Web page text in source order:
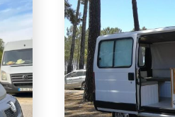
Rodrigues